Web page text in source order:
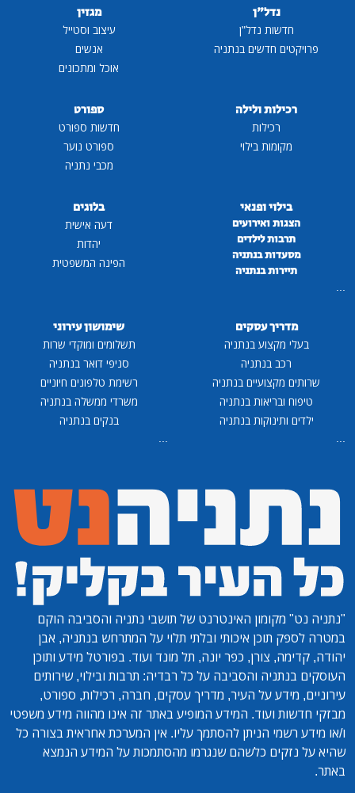
נדל"ן
חדשות נדל"ן
פרויקטים חדשים בנתניה
מגזין
עיצוב וסטייל
אנשים
אוכל ומתכונים
רכילות ולילה
רכילות
מקומות בילוי
ספורט
חדשות ספורט
ספורט נוער
מכבי נתניה
בילוי ופנאי
הצגות ואירועים
תרבות לילדים
מסעדות בנתניה
תיירות בנתניה
...
בלוגים
דעה אישית
יהדות
הפינה המשפטית
מדריך עסקים
בעלי מקצוע בנתניה
רכב בנתניה
שרותים מקצועיים בנתניה
טיפוח ובריאות בנתניה
ילדים ותינוקות בנתניה
...
שימושון עירוני
תשלומים ומוקדי שרות
סניפי דואר בנתניה
רשימת טלפונים חיוניים
משרדי ממשלה בנתניה
בנקים בנתניה
...
"נתניה נט" מקומון האינטרנט של תושבי נתניה והסביבה הוקם
במטרה לספק תוכן איכותי ובלתי תלוי על המתרחש בנתניה, אבן
יהודה, קדימה, צורן, כפר יונה, תל מונד ועוד. בפורטל מידע ותוכן
העוסקים בנתניה והסביבה על כל רבדיה: תרבות ובילוי, שירותים
עירוניים, מידע על העיר, מדריך עסקים, חברה, רכילות, ספורט,
מבזקי חדשות ועוד. המידע המופיע באתר זה אינו מהווה מידע משפטי
ו/או מידע רשמי הניתן להסתמך עליו. אין המערכת אחראית בצורה כל
שהיא על נזקים כלשהם שנגרמו מהסתמכות על המידע הנמצא
באתר.